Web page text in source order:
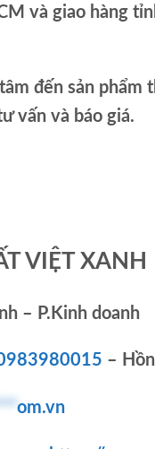
và giao hàng
đến sản phẩm
vấn và báo giá.
VIỆT XANH
– P.Kinh doanh
–
om.vn